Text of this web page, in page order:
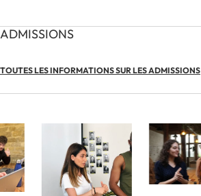
ADMISSIONS
TOUTES LES INFORMATIONS SUR LES ADMISSIONS